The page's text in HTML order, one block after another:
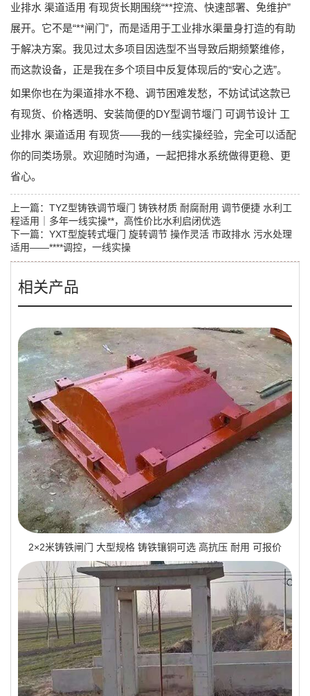
业排水 渠道适用 有现货长期围绕“**控流、快速部署、免维护”
展开。它不是“**闸门”，而是适用于工业排水渠量身打造的有助
于解决方案。我见过太多项目因选型不当导致后期频繁维修，
而这款设备，正是我在多个项目中反复体现后的“安心之选”。
如果你也在为渠道排水不稳、调节困难发愁，不妨试试这款已
有现货、价格透明、安装简便的DY型调节堰门 可调节设计 工
业排水 渠道适用 有现货——我的一线实操经验，完全可以适配
你的同类场景。欢迎随时沟通，一起把排水系统做得更稳、更
省心。
上一篇： TYZ型铸铁调节堰门 铸铁材质 耐腐耐用 调节便捷 水利工
程适用｜多年一线实操**，高性价比水利启闭优选
下一篇： YXT型旋转式堰门 旋转调节 操作灵活 市政排水 污水处理
适用——****调控，一线实操
相关产品
2×2米铸铁闸门 大型规格 铸铁镶铜可选 高抗压 耐用 可报价